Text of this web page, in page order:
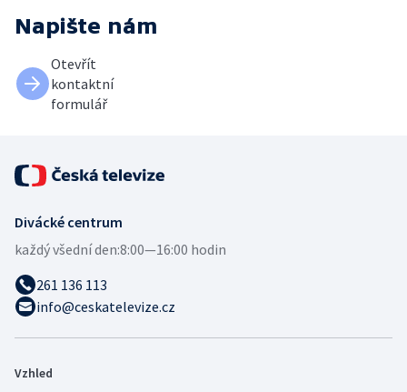
Napište nám
Otevřít
kontaktní
formulář
Divácké centrum
každý všední den:8:00—16:00 hodin
261 136 113
info@ceskatelevize.cz
Vzhled